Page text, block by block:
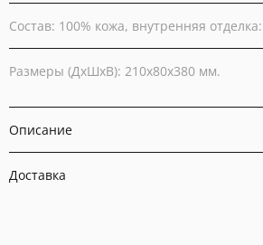
Состав: 100% кожа, внутренняя
Размеры (ДхШхВ): 210х80х380 мм.
Описание
Доставка